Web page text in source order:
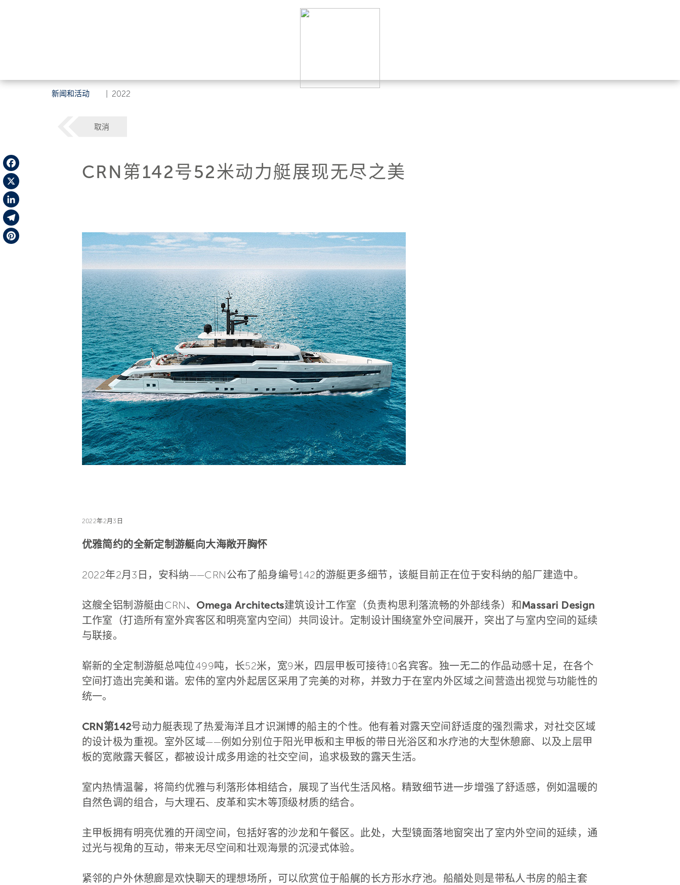
新闻和活动 2022
Facebook
X
LinkedIn
Telegram
取消
CRN第142号52米动力艇展现无尽之美
2022年2月3日
优雅简约的全新定制游艇向大海敞开胸怀
2022年2月3日，安科纳——CRN公布了船身编号142的游艇更多细节，该艇目前正在位于安科纳的船厂建造中。
这艘全铝制游艇由CRN、 Omega Architects建筑设计工作室（负责构思利落流畅的外部线条）和Massari Design
工作室（打造所有室外宾客区和明亮室内空间）共同设计。定制设计围绕室外空间展开，突出了与室内空间的延续
与联接。
崭新的全定制游艇总吨位499吨，长52米，宽9米，四层甲板可接待10名宾客。独一无二的作品动感十足，在各个
空间打造出完美和谐。宏伟的室内外起居区采用了完美的对称，并致力于在室内外区域之间营造出视觉与功能性的
统一。
CRN第142号动力艇表现了热爱海洋且才识渊博的船主的个性。他有着对露天空间舒适度的强烈需求，对社交区域
的设计极为重视。室外区域——例如分别位于阳光甲板和主甲板的带日光浴区和水疗池的大型休憩廊、以及上层甲
板的宽敞露天餐区，都被设计成多用途的社交空间，追求极致的露天生活。
室内热情温馨，将简约优雅与利落形体相结合，展现了当代生活风格。精致细节进一步增强了舒适感，例如温暖的
自然色调的组合，与大理石、皮革和实木等顶级材质的结合。
主甲板拥有明亮优雅的开阔空间，包括好客的沙龙和午餐区。此处，大型镜面落地窗突出了室内外空间的延续，通
过光与视角的互动，带来无尽空间和壮观海景的沉浸式体验。
紧邻的户外休憩廊是欢快聊天的理想场所，可以欣赏位于船艉的长方形水疗池。船艏处则是带私人书房的船主套